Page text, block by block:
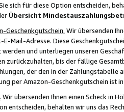
sich für diese Option entscheiden,
Übersicht
Geschenkgutschein. Wir übersenden
Mail-Adresse. Diese
und unterliegen unseren
zurückzuhalten, bis der fällige
der den in der
per Amazon-Geschenkgutschein ist
Wir übersenden Ihnen einen Scheck in
entscheiden, behalten wir uns das